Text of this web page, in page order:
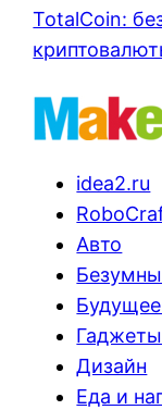
TotalCoin:
idea2.ru
Авто
Гаджеты
Дизайн
Еда и